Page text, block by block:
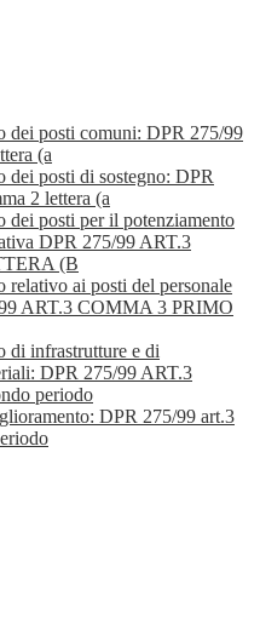
dei posti comuni: DPR 275/99
(a
dei posti di sostegno: DPR
2 lettera (a
dei posti per il potenziamento
DPR 275/99 ART.3
(B
relativo ai posti del personale
ART.3 COMMA 3 PRIMO
di infrastrutture e di
DPR 275/99 ART.3
periodo
DPR 275/99 art.3